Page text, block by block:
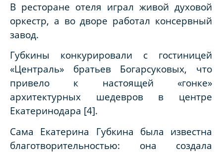
В ресторане отеля играл живой духовой
оркестр, а во дворе работал консервный
завод.
Губкины конкурировали с гостиницей
«Централь» братьев Богарсуковых, что
привело к настоящей «гонке»
архитектурных шедевров в центре
Екатеринодара [4].
Сама Екатерина Губкина была известна
благотворительностью: она создала